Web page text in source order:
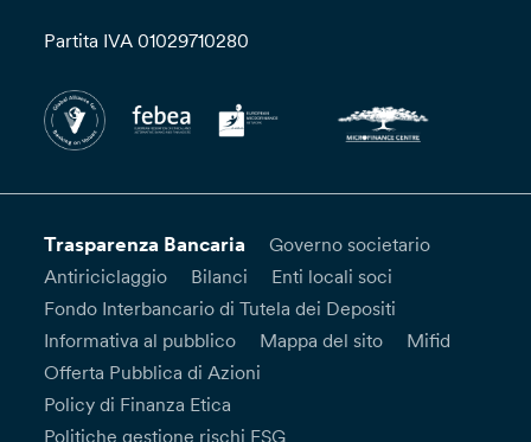
Partita IVA 01029710280
Trasparenza Bancaria
Governo societario
Antiriciclaggio
Bilanci
Enti locali soci
Fondo Interbancario di Tutela dei Depositi
Informativa al pubblico
Mappa del sito
Mifid
Offerta Pubblica di Azioni
Policy di Finanza Etica
Politiche gestione rischi ESG